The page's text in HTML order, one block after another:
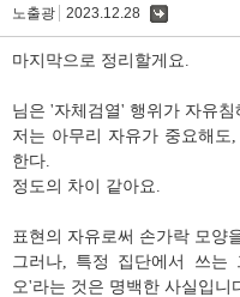
노출광 2023.12.28
마지막으로 정리할게요.
님은 '자체검열' 행위가 자유침
저는 아무리 자유가 중요해
한다.
정도의 차이 같아요.
표현의 자유로써 손가락 모양
그러나, 특정 집단에서 쓰는
오'라는 것은 명백한 사실입니